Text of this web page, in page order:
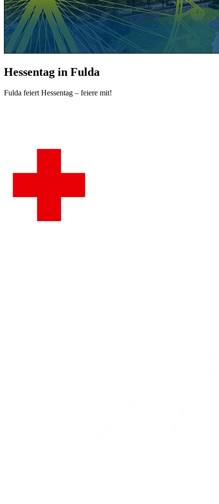
Hessentag in Fulda
Fulda feiert Hessentag – feiere mit!